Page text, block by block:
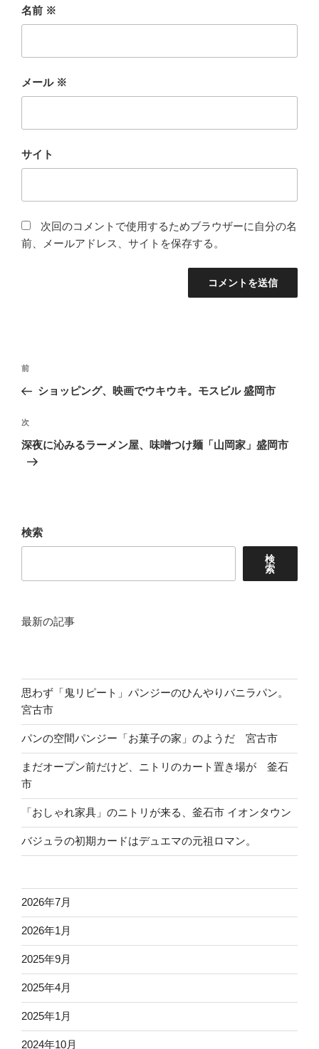
名前 ※
メール ※
サイト
次回のコメントで使用するためブラウザーに自分の名
前、メールアドレス、サイトを保存する。
投
ビ
ゲ
ー
前
の
稿
前
ショッピング、映画でウキウキ。モスビル 盛岡市
次
の
投
次
深夜に沁みるラーメン屋、味噌つけ麺「山岡家」盛岡市
検索
検
索
最新の記事
思わず「鬼リピート」パンジーのひんやりバニラパン。
宮古市
パンの空間パンジー「お菓子の家」のようだ 宮古市
まだオープン前だけど、ニトリのカート置き場が 釜石
市
「おしゃれ家具」のニトリが来る、釜石市 イオンタウン
バジュラの初期カードはデュエマの元祖ロマン。
2026年7月
2026年1月
2025年9月
2025年4月
2025年1月
2024年10月